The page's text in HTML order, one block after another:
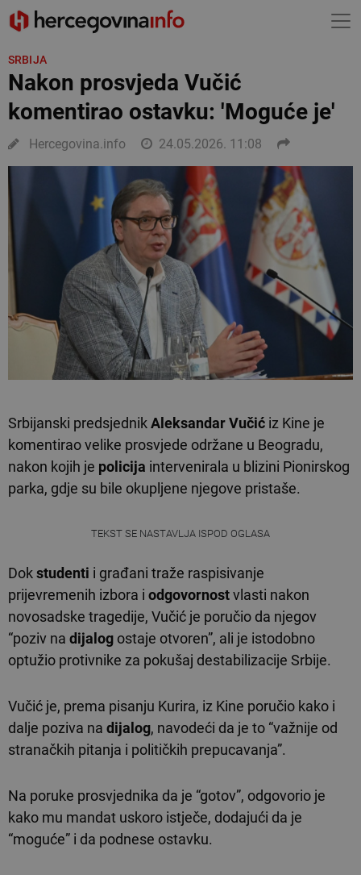
SRBIJA
Nakon prosvjeda Vučić
komentirao ostavku: 'Moguće je'
Hercegovina.info 24.05.2026. 11:08
Srbijanski predsjednikAleksandar Vučić iz Kine je
komentirao velike prosvjede održane u Beogradu,
nakon kojih je policija intervenirala u blizini Pionirskog
parka, gdje su bile okupljene njegove pristaše.
TEKST SE NASTAVLJA ISPOD OGLASA
Dokstudenti i građani traže raspisivanje
prijevremenih izbora i odgovornostvlasti nakon
novosadske tragedije, Vučić je poručio da njegov
“poziv na dijalog ostaje otvoren”, ali je istodobno
optužio protivnike za pokušaj destabilizacije Srbije.
Vučić je, prema pisanju Kurira, iz Kine poručio kako i
dalje poziva na dijalog, navodeći da je to “važnije od
stranačkih pitanja i političkih prepucavanja”.
Na poruke prosvjednika da je “gotov”, odgovorio je
kako mu mandat uskoro istječe, dodajući da je
“moguće” i da podnese ostavku.